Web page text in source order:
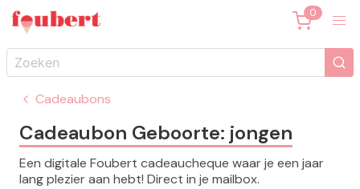
Cadeaubons
Cadeaubon Geboorte: jongen
Een digitale Foubert cadeaucheque waar je een jaar
lang plezier aan hebt! Direct in je mailbox.